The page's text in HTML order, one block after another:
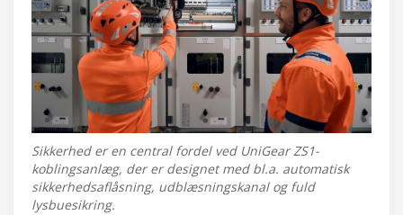
Sikkerhed er en central fordel ved UniGear ZS1-
koblingsanlæg, der er designet med bl.a. automatisk
sikkerhedsaflåsning, udblæsningskanal og fuld
lysbuesikring.